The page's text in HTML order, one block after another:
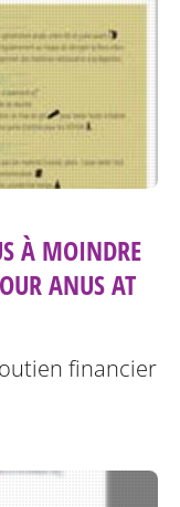
À MOINDRE
ANUS AT
financier